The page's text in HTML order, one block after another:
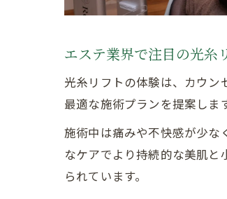
エステ業界で注目の光糸
光糸リフトの体験は、カウン
最適な施術プランを提案しま
施術中は痛みや不快感が少な
なケアでより持続的な美肌
られています。